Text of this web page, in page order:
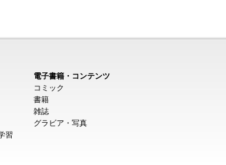
習
電子書籍・コンテンツ
コミック
書籍
雑誌
グラビア・写真